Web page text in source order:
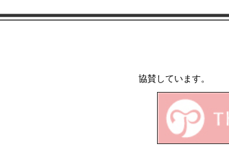
協賛しています。